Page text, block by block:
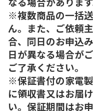
※複数商品の一括
ん。また、ご依頼
合、同日のお申込
日が異なる場合が
ご了承ください。
※保証書付の家電
に領収書又はお届
い。保証期間はお